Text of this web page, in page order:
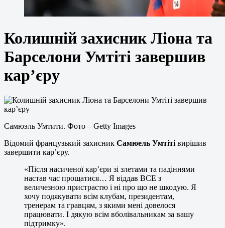
Колишній захисник Ліона та
Барселони Умтіті завершив
кар’єру
Самюэль Умтити. Фото – Getty Images
Відомий французький захисник Самюель Умтіті вирішив
завершити кар’єру.
«Після насиченої кар’єри зі злетами та падіннями
настав час прощатися… Я віддав ВСЕ з
величезною пристрастю і ні про що не шкодую. Я
хочу подякувати всім клубам, президентам,
тренерам та гравцям, з якими мені довелося
працювати. І дякую всім вболівальникам за вашу
підтримку».